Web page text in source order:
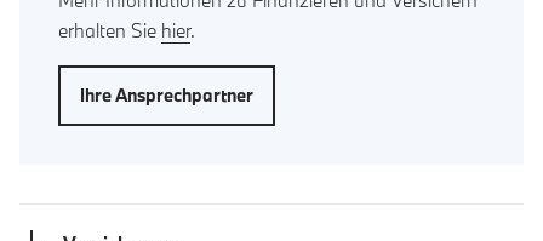
erhalten Sie hier.
Ihre Ansprechpartner